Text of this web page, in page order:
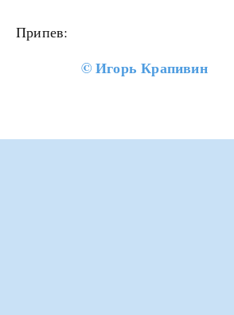
Припев:
©Игорь Крапивин